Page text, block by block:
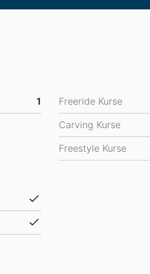
1
Freeride Kurse
Carving Kurse
Freestyle Kurse